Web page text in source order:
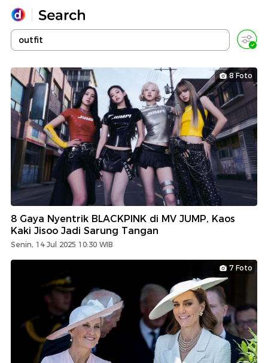
Yang sedang ramai dicari
Loading...
Promoted
Terakhir yang dicari
8 Foto
8 Gaya Nyentrik BLACKPINK di MV JUMP, Kaos
Kaki Jisoo Jadi Sarung Tangan
Senin, 14 Jul 2025 10:30 WIB
7 Foto